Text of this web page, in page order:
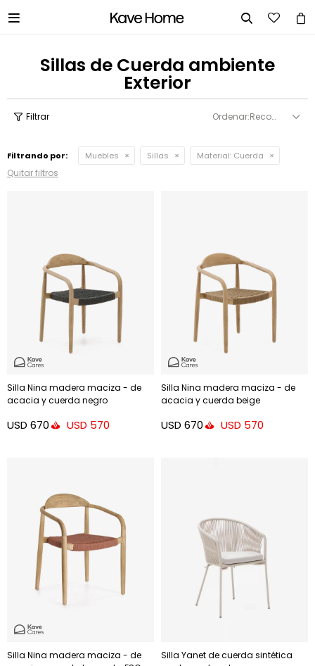
 
Sillas de Cuerda ambiente
Exterior
Recomendados
Filtrando por: Muebles Sillas Material: Cuerda
Quitar filtros
Silla Nina madera maciza - de
acacia y cuerda negro
USD 670 USD 570
Silla Nina madera maciza - de
acacia y cuerda beige
USD 670 USD 570
Silla Nina madera maciza - de
Silla Yanet de cuerda sintética